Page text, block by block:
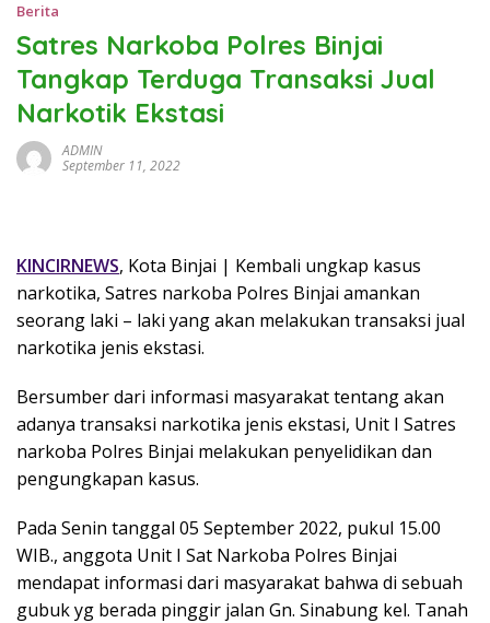
Berita
Satres Narkoba Polres Binjai
Tangkap Terduga Transaksi Jual
Narkotik Ekstasi
ADMIN
September 11, 2022
KINCIRNEWS, Kota Binjai | Kembali ungkap kasus
narkotika, Satres narkoba Polres Binjai amankan
seorang laki – laki yang akan melakukan transaksi jual
narkotika jenis ekstasi.
Bersumber dari informasi masyarakat tentang akan
adanya transaksi narkotika jenis ekstasi, Unit I Satres
narkoba Polres Binjai melakukan penyelidikan dan
pengungkapan kasus.
Pada Senin tanggal 05 September 2022, pukul 15.00
WIB., anggota Unit I Sat Narkoba Polres Binjai
mendapat informasi dari masyarakat bahwa di sebuah
gubuk yg berada pinggir jalan Gn. Sinabung kel. Tanah